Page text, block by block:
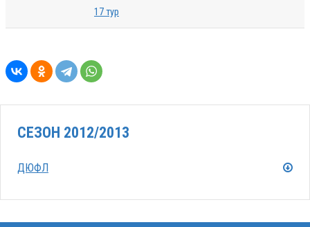
17 тур
СЕЗОН 2012/2013
ДЮФЛ